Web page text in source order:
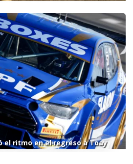
el ritmo en el regreso a Toay